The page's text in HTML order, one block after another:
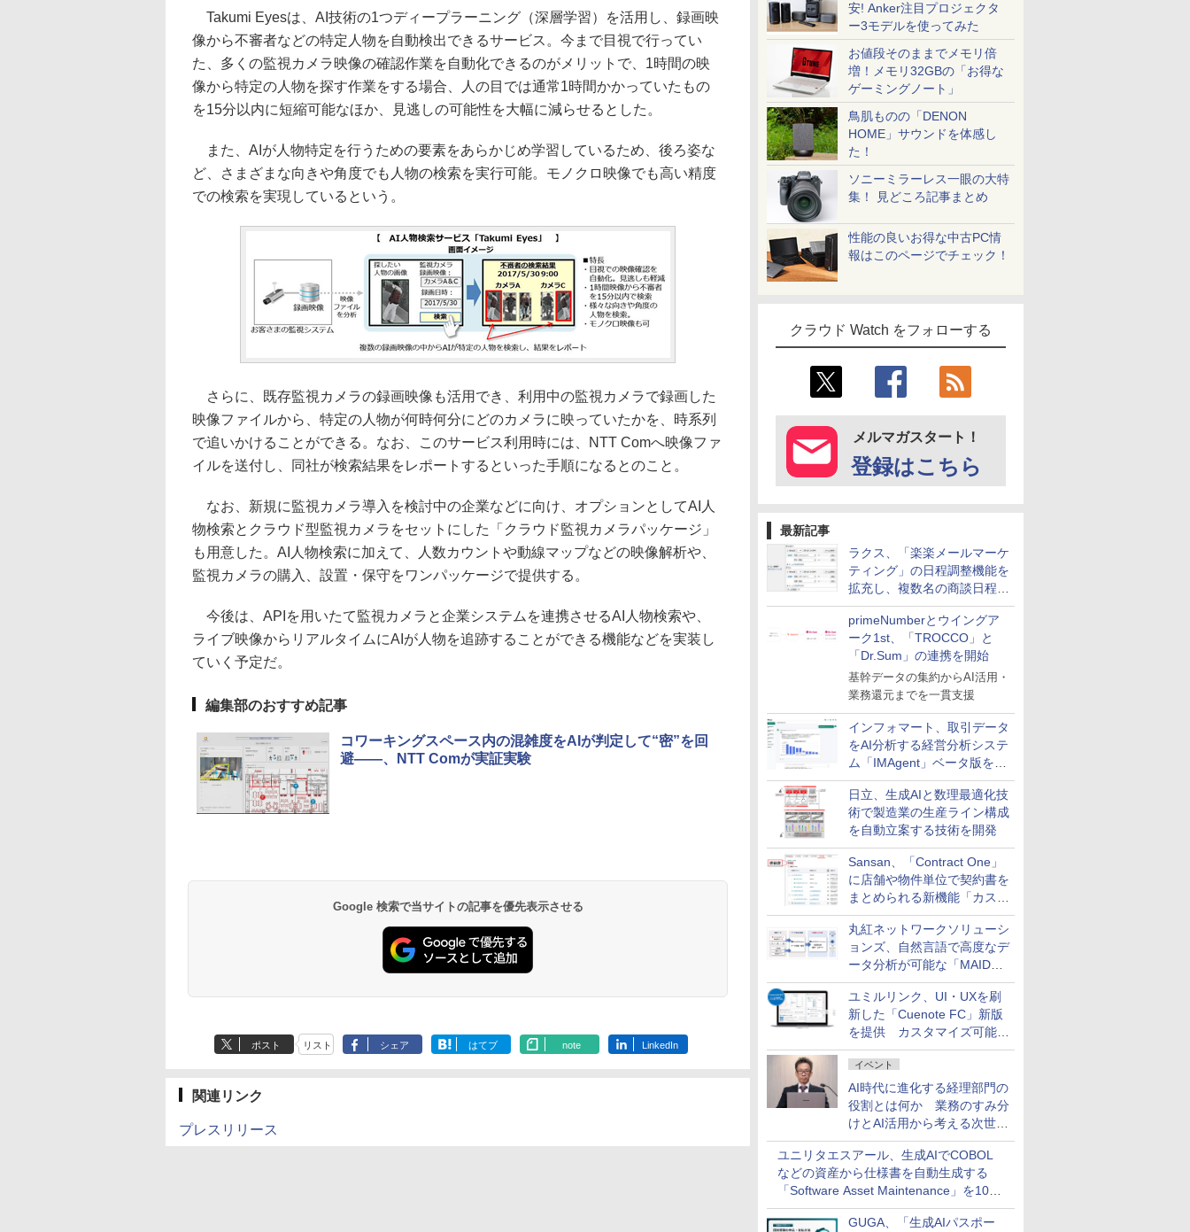
安! Anker注目プロジェクタ
ー3モデルを使ってみた
お値段そのままでメモリ倍
増！メモリ32GBの「お得な
ゲーミングノート」
鳥肌ものの「DENON
HOME」サウンドを体感し
た！
ソニーミラーレス一眼の大特
集！ 見どころ記事まとめ
性能の良いお得な中古PC情
報はこのページでチェック！
クラウド Watch をフォローする
メルマガスタート！
登録はこちら
最新記事
ラクス、「楽楽メールマーケ
ティング」の日程調整機能を
拡充し、複数名の商談日程調
整を効率化
primeNumberとウイングア
ーク1st、「TROCCO」と
「Dr.Sum」の連携を開始
基幹データの集約からAI活用・
業務還元までを一貫支援
インフォマート、取引データ
をAI分析する経営分析システ
ム「IMAgent」ベータ版を提
供
日立、生成AIと数理最適化技
術で製造業の生産ライン構成
を自動立案する技術を開発
Sansan、「Contract One」
に店舗や物件単位で契約書を
まとめられる新機能「カスタ
ム契約ツリー」を追加
丸紅ネットワークソリューシ
ョンズ、自然言語で高度なデ
ータ分析が可能な「MAIDOA
AI ASSIST」を9月より提供
ユミルリンク、UI・UXを刷
新した「Cuenote FC」新版
を提供 カスタマイズ可能な
ダッシュボード画面を搭載
イベント
AI時代に進化する経理部門の
役割とは何か 業務のすみ分
けとAI活用から考える次世代
ファイナンス戦略
ユニリタエスアール、生成AIでCOBOL
などの資産から仕様書を自動生成する
「Software Asset Maintenance」を10月
に発売
GUGA、「生成AIパスポー
Takumi Eyesは、AI技術の1つディープラーニング（深層学習）を活用し、録画映
像から不審者などの特定人物を自動検出できるサービス。今まで目視で行ってい
た、多くの監視カメラ映像の確認作業を自動化できるのがメリットで、1時間の映
像から特定の人物を探す作業をする場合、人の目では通常1時間かかっていたもの
を15分以内に短縮可能なほか、見逃しの可能性を大幅に減らせるとした。
また、AIが人物特定を行うための要素をあらかじめ学習しているため、後ろ姿な
ど、さまざまな向きや角度でも人物の検索を実行可能。モノクロ映像でも高い精度
での検索を実現しているという。
さらに、既存監視カメラの録画映像も活用でき、利用中の監視カメラで録画した
映像ファイルから、特定の人物が何時何分にどのカメラに映っていたかを、時系列
で追いかけることができる。なお、このサービス利用時には、NTT Comへ映像ファ
イルを送付し、同社が検索結果をレポートするといった手順になるとのこと。
なお、新規に監視カメラ導入を検討中の企業などに向け、オプションとしてAI人
物検索とクラウド型監視カメラをセットにした「クラウド監視カメラパッケージ」
も用意した。AI人物検索に加えて、人数カウントや動線マップなどの映像解析や、
監視カメラの購入、設置・保守をワンパッケージで提供する。
今後は、APIを用いたて監視カメラと企業システムを連携させるAI人物検索や、
ライブ映像からリアルタイムにAIが人物を追跡することができる機能などを実装し
ていく予定だ。
編集部のおすすめ記事
コワーキングスペース内の混雑度をAIが判定して“密”を回
避――、NTT Comが実証実験
Google 検索で当サイトの記事を優先表示させる
ポスト リスト シェア はてブ note LinkedIn
関連リンク
プレスリリース